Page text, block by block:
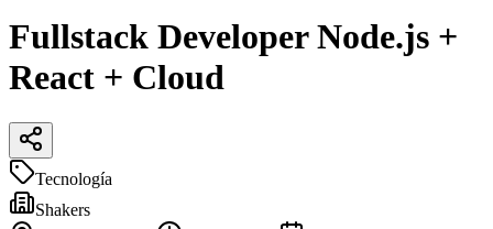
Fullstack Developer Node.js +
React + Cloud
Tecnología
Shakers